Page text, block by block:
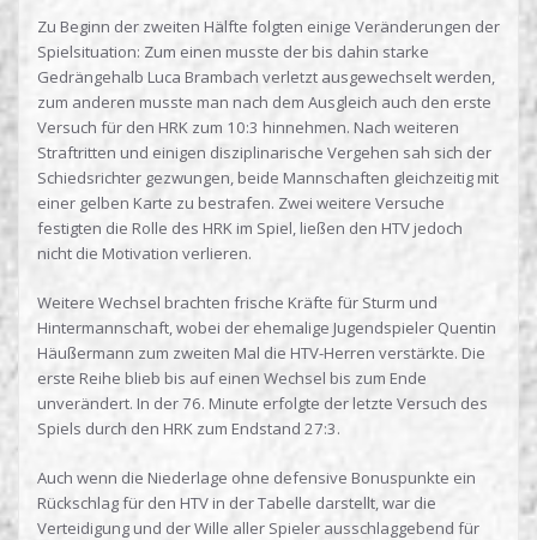
Zu Beginn der zweiten Hälfte folgten einige Veränderungen der
Spielsituation: Zum einen musste der bis dahin starke
Gedrängehalb Luca Brambach verletzt ausgewechselt werden,
zum anderen musste man nach dem Ausgleich auch den erste
Versuch für den HRK zum 10:3 hinnehmen. Nach weiteren
Straftritten und einigen disziplinarische Vergehen sah sich der
Schiedsrichter gezwungen, beide Mannschaften gleichzeitig mit
einer gelben Karte zu bestrafen. Zwei weitere Versuche
festigten die Rolle des HRK im Spiel, ließen den HTV jedoch
nicht die Motivation verlieren.
Weitere Wechsel brachten frische Kräfte für Sturm und
Hintermannschaft, wobei der ehemalige Jugendspieler Quentin
Häußermann zum zweiten Mal die HTV-Herren verstärkte. Die
erste Reihe blieb bis auf einen Wechsel bis zum Ende
unverändert. In der 76. Minute erfolgte der letzte Versuch des
Spiels durch den HRK zum Endstand 27:3.
Auch wenn die Niederlage ohne defensive Bonuspunkte ein
Rückschlag für den HTV in der Tabelle darstellt, war die
Verteidigung und der Wille aller Spieler ausschlaggebend für